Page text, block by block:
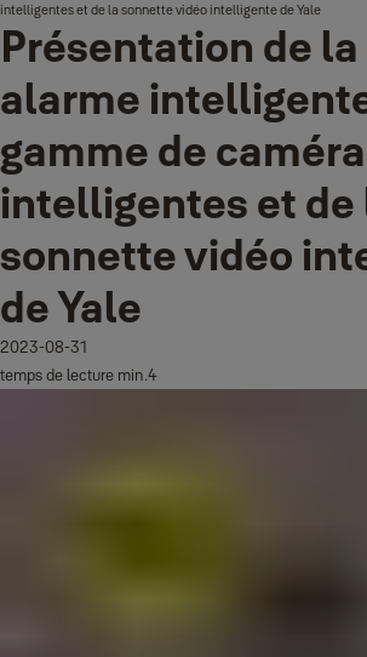
intelligentes et de la sonnette vidéo intelligente de Yale
Présentation de
alarme
gamme de
intelligentes et de
sonnette vidéo
de Yale
2023-08-31
temps de lecture min.4